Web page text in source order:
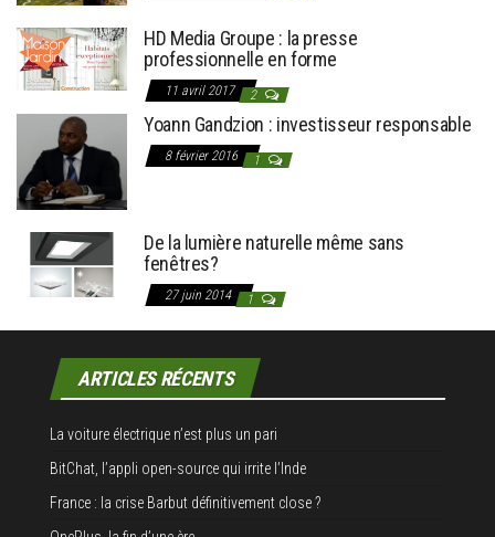
HD Media Groupe : la presse
professionnelle en forme
11 avril 2017 2
Yoann Gandzion : investisseur responsable
8 février 2016 1
De la lumière naturelle même sans
fenêtres?
27 juin 2014 1
ARTICLES RÉCENTS
La voiture électrique n’est plus un pari
BitChat, l’appli open-source qui irrite l’Inde
France : la crise Barbut définitivement close ?